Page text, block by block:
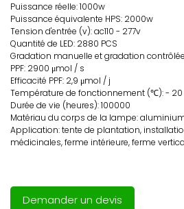
Puissance réelle: 1000w
Puissance équivalente HPS: 2000w
Tension d'entrée (v): ac110 - 277v
Quantité de LED: 2880 PCS
Gradation manuelle et gradation contrôlée
PPF: 2900 μmol / s
Efficacité PPF: 2,9 μmol / j
Température de fonctionnement (℃): -
Durée de vie (heures): 100000
Matériau du corps de la lampe:
Application: tente de plantation,
médicinales, ferme intérieure, ferme
Demander un devis